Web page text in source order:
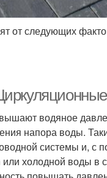
от следующих
водяное
напора воды.
системы и, с
холодной воды в